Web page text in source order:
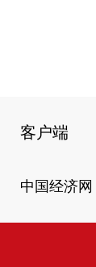
客户端
中国经济网